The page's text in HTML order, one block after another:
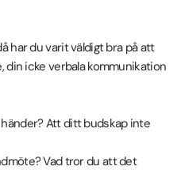
har du varit väldigt bra på att
icke verbala kommunikation
Att ditt budskap inte
Vad tror du att det